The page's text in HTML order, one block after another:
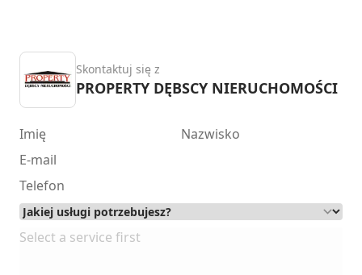
Skontaktuj się z
PROPERTY DĘBSCY NIERUCHOMOŚCI